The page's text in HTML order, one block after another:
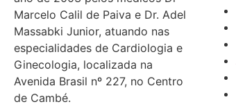
Marcelo Calil de Paiva e Dr. Adel
Massabki Junior, atuando nas
especialidades de Cardiologia e
Ginecologia, localizada na
Avenida Brasil nº 227, no Centro
de Cambé.